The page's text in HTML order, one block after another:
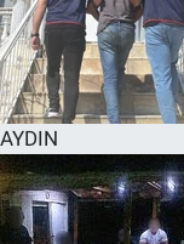
AYDIN